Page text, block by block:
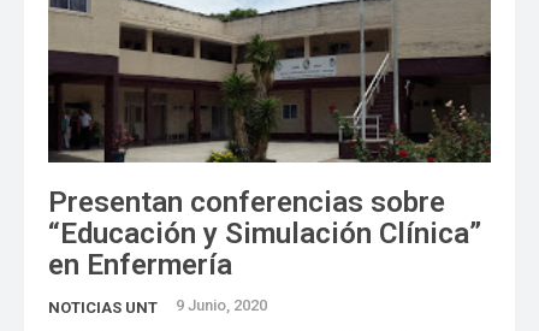
Presentan conferencias sobre
“Educación y Simulación Clínica”
en Enfermería
NOTICIAS UNT 9 Junio, 2020